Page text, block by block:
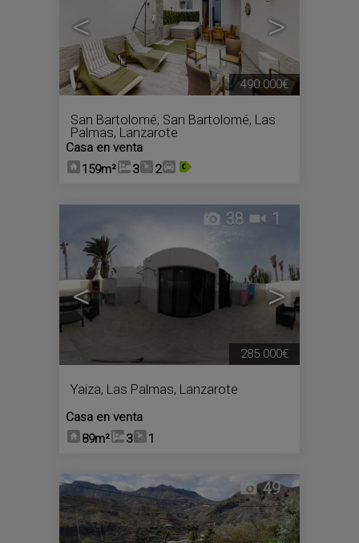
< >
San Bartolomé, San Bartolomé, Las
Palmas, Lanzarote
Casa en venta
159m²
3 2
490.000€
< >
38 1
Yaiza, Las Palmas, Lanzarote
Casa en venta
89m²
3 1
285.000€
49